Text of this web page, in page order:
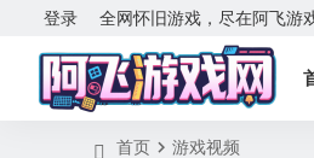
全网怀旧游戏，尽在阿飞游
登录
首页 游戏视频